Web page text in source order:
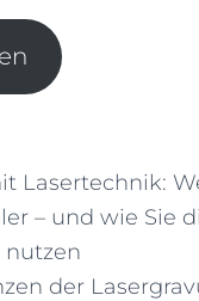
Lasertechnik:
– und wie Sie
der